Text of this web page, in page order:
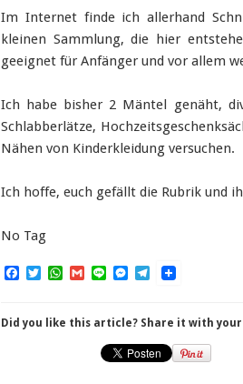
Im Internet finde ich allerhand
kleinen Sammlung, die hier
geeignet für Anfänger und vor allem
Ich habe bisher 2 Mäntel genäht,
Schlabberlätze,
Nähen von Kinderkleidung versuchen.
Ich hoffe, euch gefällt die Rubrik und
No Tag
Facebook
TwitterWhatsApp
Gmail
LineMessenger
Telegram
Did you like this article? Share it with